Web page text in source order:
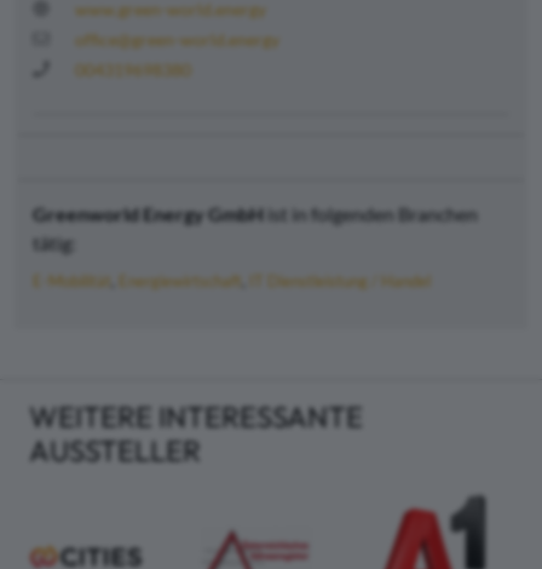
www.green-world.energy
office@green-world.energy
004319698380
Greenworld Energy GmbH ist in folgenden Branchen
tätig:
E-Mobilität Energiewirtschaft IT Dienstleistung / Handel
WEITERE INTERESSANTE
AUSSTELLER